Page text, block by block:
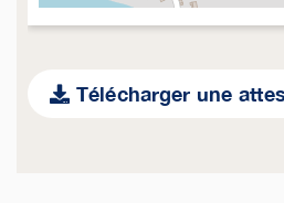
Télécharger une